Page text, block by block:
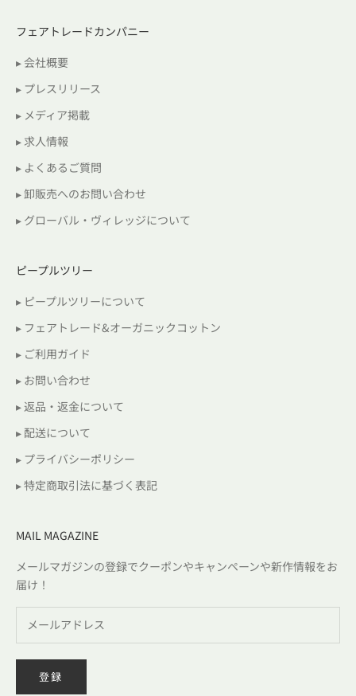
フェアトレードカンパニー
▸ 会社概要
▸ プレスリリース
▸ メディア掲載
▸ 求人情報
▸ よくあるご質問
▸ 卸販売へのお問い合わせ
▸ グローバル・ヴィレッジについて
ピープルツリー
▸ ピープルツリーについて
▸ フェアトレード&オーガニックコットン
▸ ご利用ガイド
▸ お問い合わせ
▸ 返品・返金について
▸ 配送について
▸ プライバシーポリシー
▸ 特定商取引法に基づく表記
MAIL MAGAZINE
メールマガジンの登録でクーポンやキャンペーンや新作情報をお
届け！
登録